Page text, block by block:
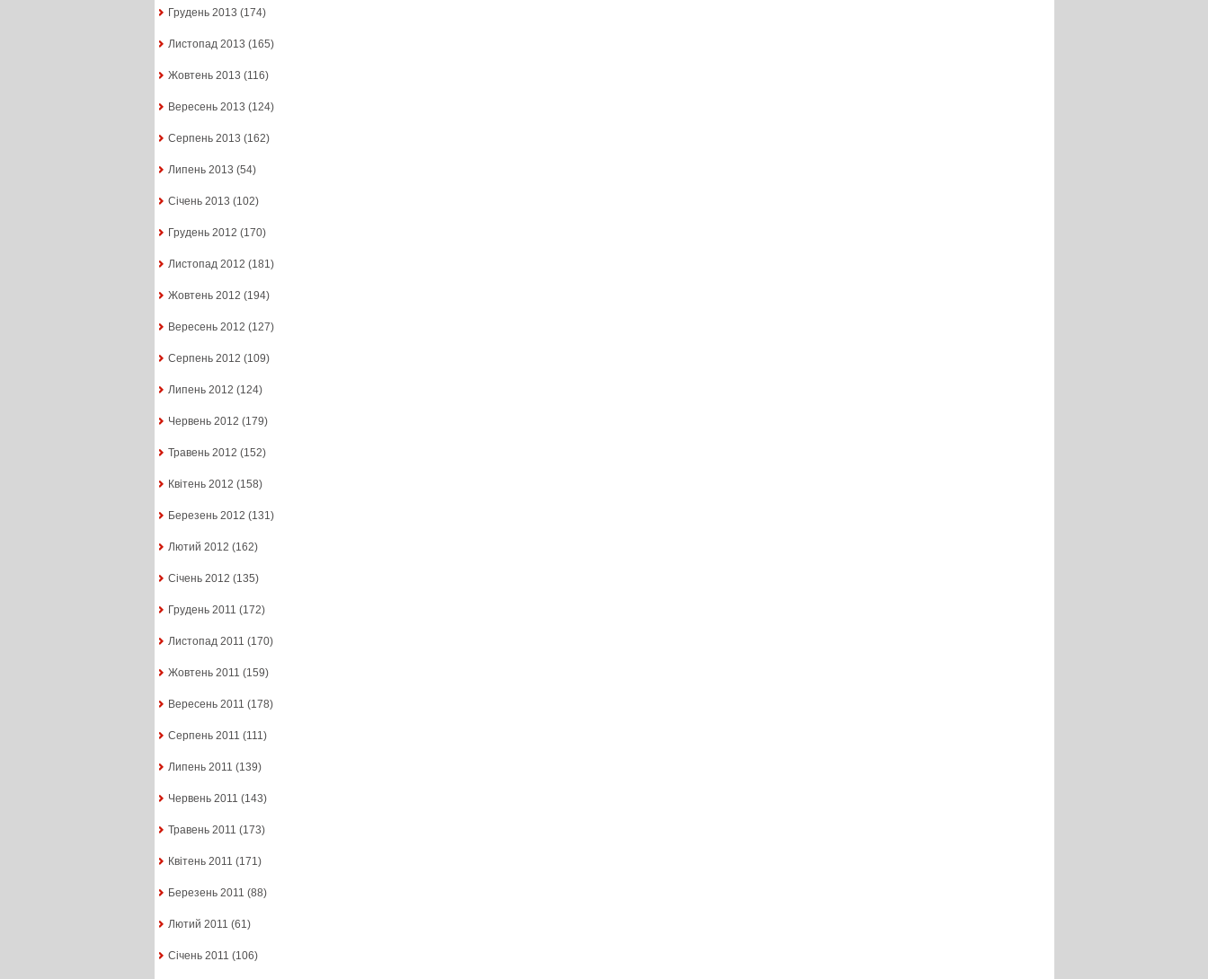
Грудень 2013 (174)
Листопад 2013 (165)
Жовтень 2013 (116)
Вересень 2013 (124)
Серпень 2013 (162)
Липень 2013 (54)
Січень 2013 (102)
Грудень 2012 (170)
Листопад 2012 (181)
Жовтень 2012 (194)
Вересень 2012 (127)
Серпень 2012 (109)
Липень 2012 (124)
Червень 2012 (179)
Травень 2012 (152)
Квітень 2012 (158)
Березень 2012 (131)
Лютий 2012 (162)
Січень 2012 (135)
Грудень 2011 (172)
Листопад 2011 (170)
Жовтень 2011 (159)
Вересень 2011 (178)
Серпень 2011 (111)
Липень 2011 (139)
Червень 2011 (143)
Травень 2011 (173)
Квітень 2011 (171)
Березень 2011 (88)
Лютий 2011 (61)
Січень 2011 (106)